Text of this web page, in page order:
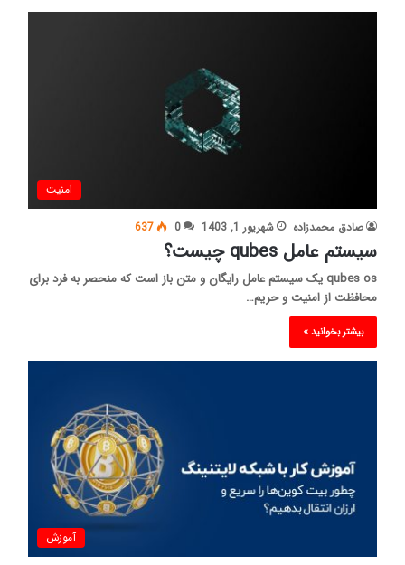
امنیت
صادق محمدزاده شهریور 1, 1403 0
637
سیستم عامل qubes چیست؟
qubes os یک سیستم عامل رایگان و متن باز است که منحصر به فرد برای
محافظت از امنیت و حریم…
بیشتر بخوانید »
آموزش